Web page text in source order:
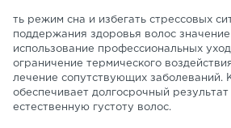
ть режим сна и избегать стрессовых
поддержания здоровья волос
использование профессиональных
ограничение термического
лечение сопутствующих заболеваний.
обеспечивает долгосрочный
естественную густоту волос.